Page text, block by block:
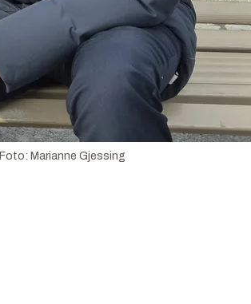
Foto: Marianne Gjessing